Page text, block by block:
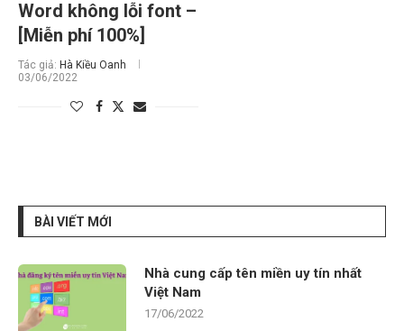
Word không lỗi font –
[Miễn phí 100%]
Tác giả: Hà Kiều Oanh
03/06/2022
BÀI VIẾT MỚI
Nhà cung cấp tên miền uy tín nhất
Việt Nam
17/06/2022